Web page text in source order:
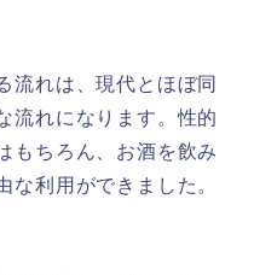
流れは、現代とほぼ同
流れになります。性的
もちろん、お酒を飲み
な利用ができました。